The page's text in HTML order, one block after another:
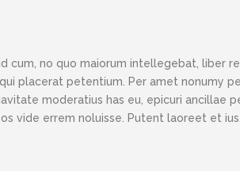
cum, no quo maiorum intellegebat, liber
placerat petentium. Per amet nonumy
moderatius has eu, epicuri ancillae
vide errem noluisse. Putent laoreet et